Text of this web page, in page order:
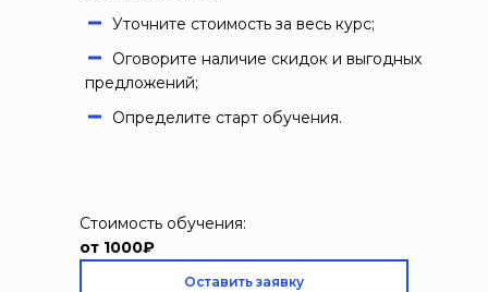
Уточните стоимость за весь курс;
Оговорите наличие скидок и выгодных
предложений;
Определите старт обучения.
Стоимость обучения:
от 1000₽
Оставить заявку